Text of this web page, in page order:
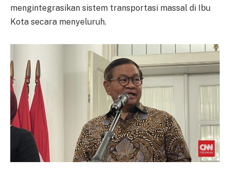
mengintegrasikan sistem transportasi massal di Ibu
Kota secara menyeluruh.